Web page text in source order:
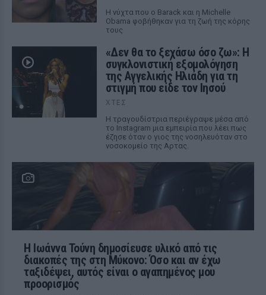
Η νύχτα που ο Barack και η Michelle
Obama φοβήθηκαν για τη ζωή της κόρης
τους
«Δεν θα το ξεχάσω όσο ζω»: Η
συγκλονιστική εξομολόγηση
της Αγγελικής Ηλιάδη για τη
στιγμή που είδε τον Ιησού
ΧΤΕΣ
Η τραγουδίστρια περιέγραψε μέσα από
το Instagram μια εμπειρία που λέει πως
έζησε όταν ο γιος της νοσηλευόταν στο
νοσοκομείο της Αρτας.
Η Ιωάννα Τούνη δημοσίευσε υλικό από τις
διακοπές της στη Μύκονο: Όσο και αν έχω
ταξιδέψει, αυτός είναι ο αγαπημένος μου
προορισμός